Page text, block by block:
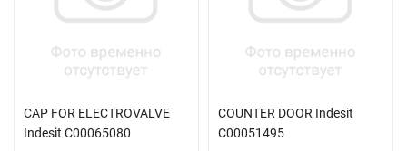
CAP FOR ELECTROVALVE
Indesit C00065080
COUNTER DOOR Indesit
C00051495